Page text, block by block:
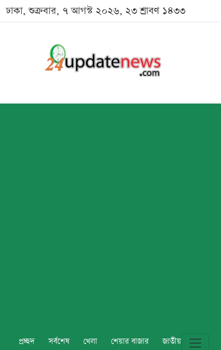
ঢাকা, শুক্রবার, ৭ আগস্ট ২০২৬, ২৩ শ্রাবণ ১৪৩৩
প্রচ্ছদ সর্বশেষ খেলা শেয়ার বাজার জাতীয় বিশ্ব